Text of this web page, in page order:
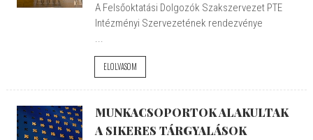
A Felsőoktatási Dolgozók Szakszervezet PTE
Intézményi Szervezetének rendezvénye
...
ELOLVASOM
MUNKACSOPORTOK ALAKULTAK
A SIKERES TÁRGYALÁSOK